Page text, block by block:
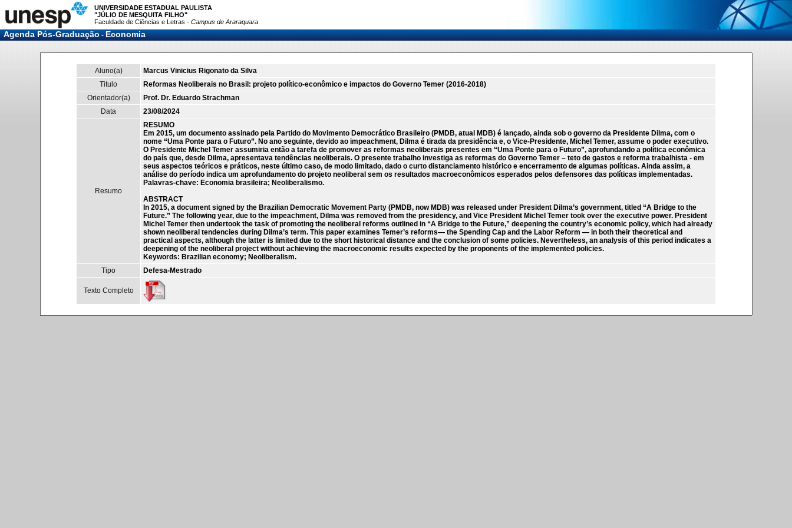
UNIVERSIDADE ESTADUAL PAULISTA
"JÚLIO DE MESQUITA FILHO"
Faculdade de Ciências e Letras - Campus de Araraquara
Agenda Pós-Graduação-Economia
Aluno(a)
Marcus Vinicius Rigonato da Silva
Titulo
Reformas Neoliberais no Brasil: projeto político-econômico e impactos do Governo Temer (2016-2018)
Orientador(a)
Prof. Dr. Eduardo Strachman
Data
23/08/2024
Resumo
RESUMO
Em 2015, um documento assinado pela Partido do Movimento Democrático Brasileiro (PMDB, atual MDB) é lançado, ainda sob o governo da Presidente Dilma, com o
nome “Uma Ponte para o Futuro”. No ano seguinte, devido ao impeachment, Dilma é tirada da presidência e, o Vice-Presidente, Michel Temer, assume o poder executivo.
O Presidente Michel Temer assumiria então a tarefa de promover as reformas neoliberais presentes em “Uma Ponte para o Futuro”, aprofundando a política econômica
do país que, desde Dilma, apresentava tendências neoliberais. O presente trabalho investiga as reformas do Governo Temer – teto de gastos e reforma trabalhista - em
seus aspectos teóricos e práticos, neste último caso, de modo limitado, dado o curto distanciamento histórico e encerramento de algumas políticas. Ainda assim, a
análise do período indica um aprofundamento do projeto neoliberal sem os resultados macroeconômicos esperados pelos defensores das políticas implementadas.
Palavras-chave: Economia brasileira; Neoliberalismo.
ABSTRACT
In 2015, a document signed by the Brazilian Democratic Movement Party (PMDB, now MDB) was released under President Dilma’s government, titled “A Bridge to the
Future.” The following year, due to the impeachment, Dilma was removed from the presidency, and Vice President Michel Temer took over the executive power. President
Michel Temer then undertook the task of promoting the neoliberal reforms outlined in “A Bridge to the Future,” deepening the country’s economic policy, which had already
shown neoliberal tendencies during Dilma’s term. This paper examines Temer’s reforms— the Spending Cap and the Labor Reform — in both their theoretical and
practical aspects, although the latter is limited due to the short historical distance and the conclusion of some policies. Nevertheless, an analysis of this period indicates a
deepening of the neoliberal project without achieving the macroeconomic results expected by the proponents of the implemented policies.
Keywords: Brazilian economy; Neoliberalism.
Tipo
Defesa-Mestrado
Texto Completo